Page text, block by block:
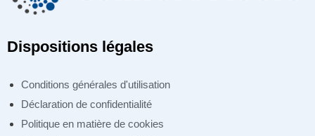
Dispositions légales
Conditions générales d'utilisation
Déclaration de confidentialité
Politique en matière de cookies